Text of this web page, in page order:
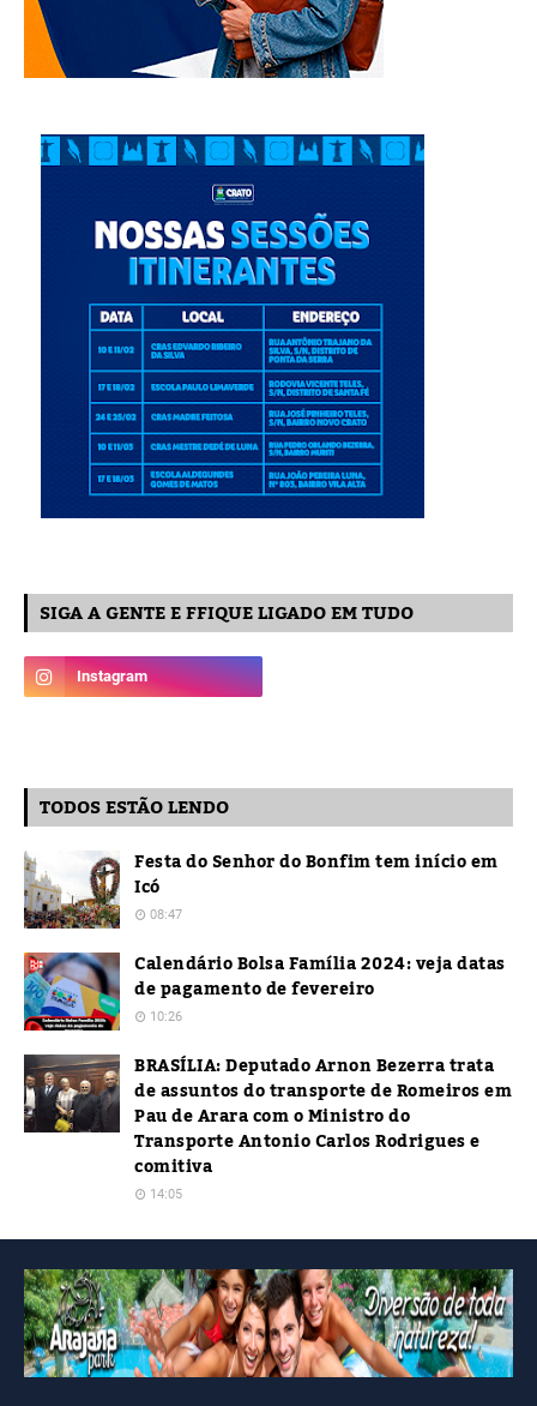
SIGA A GENTE E FFIQUE LIGADO EM TUDO
TODOS ESTÃO LENDO
Festa do Senhor do Bonfim tem início em
Icó
08:47
Calendário Bolsa Família 2024: veja datas
de pagamento de fevereiro
10:26
BRASÍLIA: Deputado Arnon Bezerra trata
de assuntos do transporte de Romeiros em
Pau de Arara com o Ministro do
Transporte Antonio Carlos Rodrigues e
comitiva
14:05